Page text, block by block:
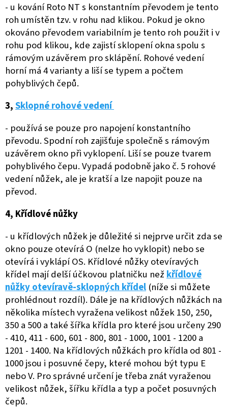
- u kování Roto NT s konstantním převodem je tento
roh umístěn tzv. v rohu nad klikou. Pokud je okno
okováno převodem variabilním je tento roh použit i v
rohu pod klikou, kde zajistí sklopení okna spolu s
rámovým uzávěrem pro sklápění. Rohové vedení
horní má 4 varianty a liší se typem a počtem
pohyblivých čepů.
3,Sklopné rohové vedení
- používá se pouze pro napojení konstantního
převodu. Spodní roh zajišťuje společně s rámovým
uzávěrem okno při vyklopení. Liší se pouze tvarem
pohyblivého čepu. Vypadá podobně jako č. 5 rohové
vedení nůžek, ale je kratší a lze napojit pouze na
převod.
4, Křídlové nůžky
- u křídlových nůžek je důležité si nejprve určit zda se
okno pouze otevírá O (nelze ho vyklopit) nebo se
otevírá i vyklápí OS. Křídlové nůžky otevíravých
křídel mají delší účkovou platničku než křídlové
nůžky otevíravě-sklopných křídel (níže si můžete
prohlédnout rozdíl). Dále je na křídlových nůžkách na
několika místech vyražena velikost nůžek 150, 250,
350 a 500 a také šířka křídla pro které jsou určeny 290
- 410, 411 - 600, 601 - 800, 801 - 1000, 1001 - 1200 a
1201 - 1400. Na křídlových nůžkách pro křídla od 801 -
1000 jsou i posuvné čepy, které mohou být typu E
nebo V. Pro správné určení je třeba znát vyraženou
velikost nůžek, šířku křídla a typ a počet posuvných
čepů.